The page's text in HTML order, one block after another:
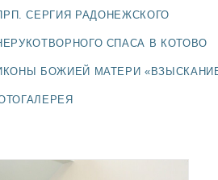
СЕРГИЯ РАДОНЕЖСКОГО
СПАСА В КОТОВО
БОЖИЕЙ МАТЕРИ